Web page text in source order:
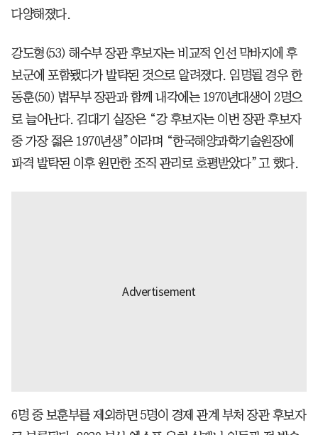
다양해졌다.
강도형(53) 해수부 장관 후보자는 비교적 인선 막바지에 후
보군에 포함됐다가 발탁된 것으로 알려졌다. 임명될 경우 한
동훈(50) 법무부 장관과 함께 내각에는 1970년대생이 2명으
로 늘어난다. 김대기 실장은 “강 후보자는 이번 장관 후보자
중 가장 젋은 1970년생”이라며 “한국해양과학기술원장에
파격 발탁된 이후 원만한 조직 관리로 호평받았다”고 했다.
6명 중 보훈부를 제외하면 5명이 경제 관계 부처 장관 후보자